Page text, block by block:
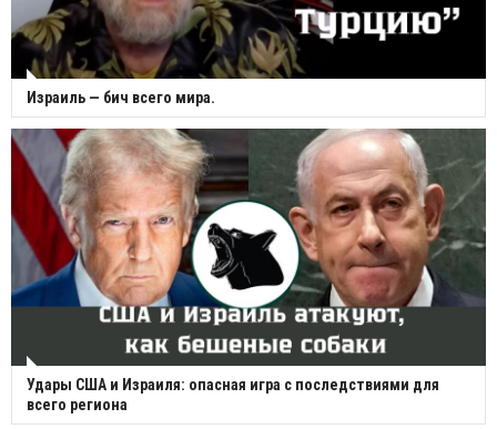
Израиль — бич всего мира.
Удары США и Израиля: опасная игра с последствиями для
всего региона